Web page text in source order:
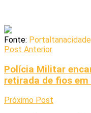
Fonte:
Post Anterior
Polícia Militar
retirada de fios
Próximo Post